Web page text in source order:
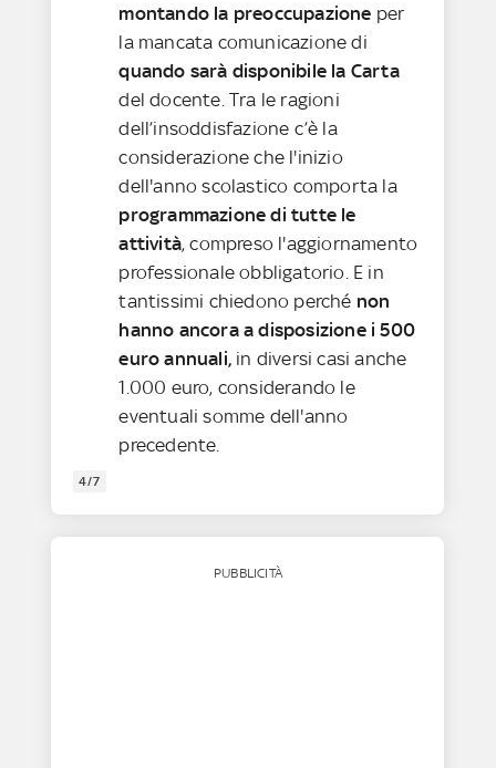
montando la preoccupazione per
la mancata comunicazione di
quando sarà disponibile la Carta
del docente. Tra le ragioni
dell’insoddisfazione c’è la
considerazione che l'inizio
dell'anno scolastico comporta la
programmazione di tutte le
attività, compreso l'aggiornamento
professionale obbligatorio. E in
tantissimi chiedono perché non
hanno ancora a disposizione i 500
euro annuali, in diversi casi anche
1.000 euro, considerando le
eventuali somme dell'anno
precedente.
4/7
PUBBLICITÀ